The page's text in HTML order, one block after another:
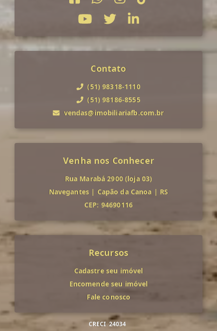
Contato
(51) 98318-1110
(51) 98186-8555
vendas@imobiliariafb.com.br
Venha nos Conhecer
Rua Marabá 2900 (loja 03)
Navegantes | Capão da Canoa | RS
CEP: 94690116
Recursos
Cadastre seu imóvel
Encomende seu imóvel
Fale conosco
CRECI 24034